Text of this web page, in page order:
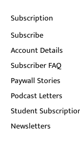
Subscription
Subscribe
Account Details
Subscriber FAQ
Paywall Stories
Podcast Letters
Student
Newsletters